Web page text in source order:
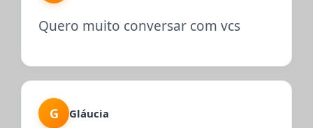
Quero muito conversar com vcs
G Gláucia